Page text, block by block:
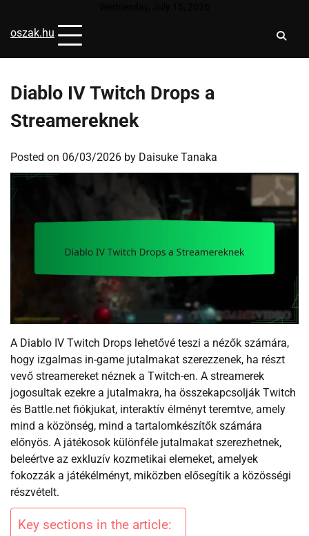
content
oszak.hu
Diablo IV Twitch Drops a
Streamereknek
Posted on 06/03/2026 by Daisuke Tanaka
A Diablo IV Twitch Drops lehetővé teszi a nézők számára,
hogy izgalmas in-game jutalmakat szerezzenek, ha részt
vevő streamereket néznek a Twitch-en. A streamerek
jogosultak ezekre a jutalmakra, ha összekapcsolják Twitch
és Battle.net fiókjukat, interaktív élményt teremtve, amely
mind a közönség, mind a tartalomkészítők számára
előnyös. A játékosok különféle jutalmakat szerezhetnek,
beleértve az exkluzív kozmetikai elemeket, amelyek
fokozzák a játékélményt, miközben elősegítik a közösségi
részvételt.
Key sections in the article: